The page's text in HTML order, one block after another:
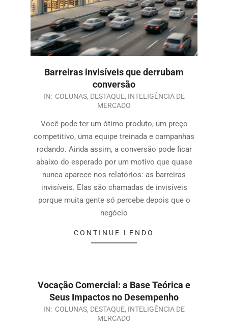
Barreiras invisíveis que derrubam
conversão
IN: COLUNAS, DESTAQUE, INTELIGÊNCIA DE
MERCADO
Você pode ter um ótimo produto, um preço
competitivo, uma equipe treinada e campanhas
rodando. Ainda assim, a conversão pode ficar
abaixo do esperado por um motivo que quase
nunca aparece nos relatórios: as barreiras
invisíveis. Elas são chamadas de invisíveis
porque muita gente só percebe depois que o
negócio
CONTINUE LENDO
Vocação Comercial: a Base Teórica e
Seus Impactos no Desempenho
IN: COLUNAS, DESTAQUE, INTELIGÊNCIA DE
MERCADO